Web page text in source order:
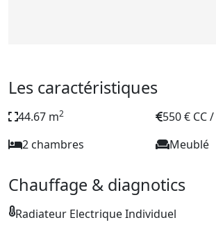
Les caractéristiques
44.67 m2
550 € CC
2 chambres
Meublé
Chauffage & diagnotics
Radiateur Electrique Individuel